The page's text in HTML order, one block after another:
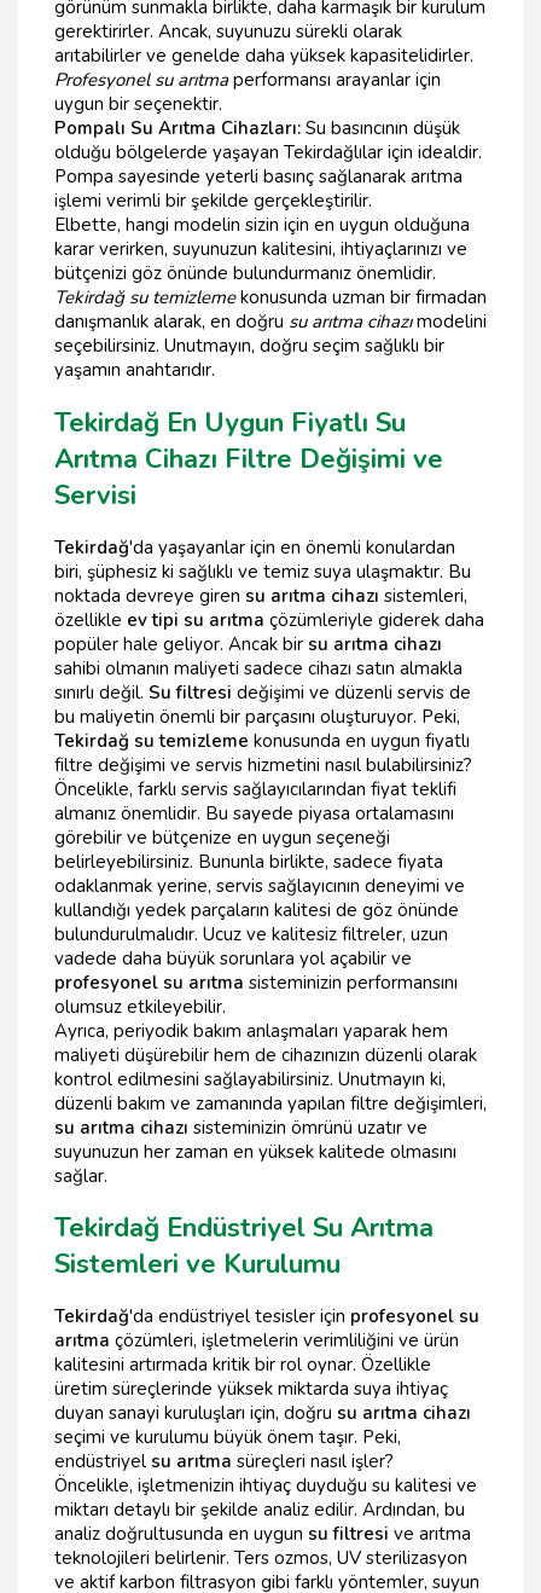
görünüm sunmakla birlikte, daha karmaşık bir kurulum
gerektirirler. Ancak, suyunuzu sürekli olarak
arıtabilirler ve genelde daha yüksek kapasitelidirler.
Profesyonel su arıtmaperformansı arayanlar için
uygun bir seçenektir.
Pompalı Su Arıtma Cihazları: Su basıncının düşük
olduğu bölgelerde yaşayan Tekirdağlılar için idealdir.
Pompa sayesinde yeterli basınç sağlanarak arıtma
işlemi verimli bir şekilde gerçekleştirilir.
Elbette, hangi modelin sizin için en uygun olduğuna
karar verirken, suyunuzun kalitesini, ihtiyaçlarınızı ve
bütçenizi göz önünde bulundurmanız önemlidir.
Tekirdağ su temizlemekonusunda uzman bir firmadan
danışmanlık alarak, en doğru su arıtma cihazımodelini
seçebilirsiniz. Unutmayın, doğru seçim sağlıklı bir
yaşamın anahtarıdır.
Tekirdağ En Uygun Fiyatlı Su
Arıtma Cihazı Filtre Değişimi ve
Servisi
Tekirdağ'da yaşayanlar için en önemli konulardan
biri, şüphesiz ki sağlıklı ve temiz suya ulaşmaktır. Bu
noktada devreye giren su arıtma cihazı sistemleri,
özellikle ev tipi su arıtma çözümleriyle giderek daha
popüler hale geliyor. Ancak bir su arıtma cihazı
sahibi olmanın maliyeti sadece cihazı satın almakla
sınırlı değil. Su filtresi değişimi ve düzenli servis de
bu maliyetin önemli bir parçasını oluşturuyor. Peki,
Tekirdağ su temizleme konusunda en uygun fiyatlı
filtre değişimi ve servis hizmetini nasıl bulabilirsiniz?
Öncelikle, farklı servis sağlayıcılarından fiyat teklifi
almanız önemlidir. Bu sayede piyasa ortalamasını
görebilir ve bütçenize en uygun seçeneği
belirleyebilirsiniz. Bununla birlikte, sadece fiyata
odaklanmak yerine, servis sağlayıcının deneyimi ve
kullandığı yedek parçaların kalitesi de göz önünde
bulundurulmalıdır. Ucuz ve kalitesiz filtreler, uzun
vadede daha büyük sorunlara yol açabilir ve
profesyonel su arıtma sisteminizin performansını
olumsuz etkileyebilir.
Ayrıca, periyodik bakım anlaşmaları yaparak hem
maliyeti düşürebilir hem de cihazınızın düzenli olarak
kontrol edilmesini sağlayabilirsiniz. Unutmayın ki,
düzenli bakım ve zamanında yapılan filtre değişimleri,
su arıtma cihazı sisteminizin ömrünü uzatır ve
suyunuzun her zaman en yüksek kalitede olmasını
sağlar.
Tekirdağ Endüstriyel Su Arıtma
Sistemleri ve Kurulumu
Tekirdağ'da endüstriyel tesisler için profesyonel su
arıtma çözümleri, işletmelerin verimliliğini ve ürün
kalitesini artırmada kritik bir rol oynar. Özellikle
üretim süreçlerinde yüksek miktarda suya ihtiyaç
duyan sanayi kuruluşları için, doğru su arıtma cihazı
seçimi ve kurulumu büyük önem taşır. Peki,
endüstriyel su arıtma süreçleri nasıl işler?
Öncelikle, işletmenizin ihtiyaç duyduğu su kalitesi ve
miktarı detaylı bir şekilde analiz edilir. Ardından, bu
analiz doğrultusunda en uygun su filtresi ve arıtma
teknolojileri belirlenir. Ters ozmos, UV sterilizasyon
ve aktif karbon filtrasyon gibi farklı yöntemler, suyun